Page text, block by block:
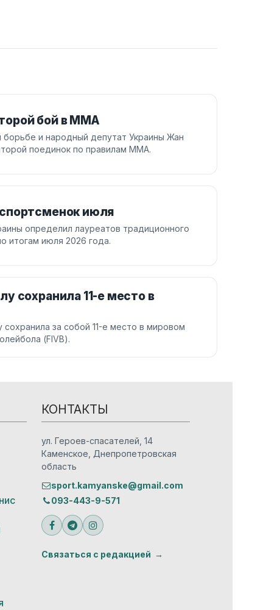
бой в ММА
и народный депутат Украины Жан
поединок по правилам ММА.
июля
определил лауреатов традиционного
итогам июля 2026 года.
сохранила 11-е место в
за собой 11-е место в мировом
(FIVB).
КОНТАКТЫ
ул. Героев-спасателей, 14
Каменское, Днепропетровская
область
sport.kamyanske@gmail.com
093-443-9-571
Связаться с редакцией